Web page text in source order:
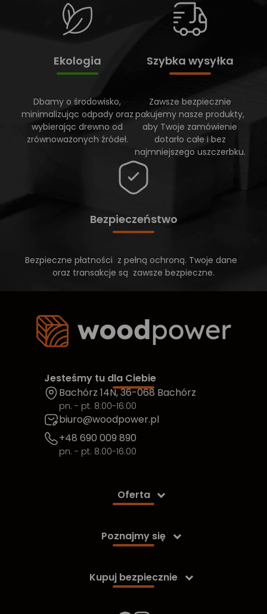
Ekologia
Dbamy o środowisko,
minimalizując odpady oraz
wybierając drewno od
zrównoważonych źródeł.
Szybka wysyłka
Zawsze bezpiecznie
pakujemy nasze produkty,
aby Twoje zamówienie
dotarło całe i bez
najmniejszego uszczerbku.
Bezpieczeństwo
Bezpieczne płatności z pełną ochroną. Twoje dane
oraz transakcje są zawsze bezpieczne.
Jesteśmy tu dla Ciebie
Bachórz 14N, 36-068 Bachórz
pn. - pt. 8:00-16:00
biuro@woodpower.pl
+48 690 009 890
pn. - pt. 8:00-16:00
Oferta 
Poznajmy się 
Kupuj bezpiecznie 